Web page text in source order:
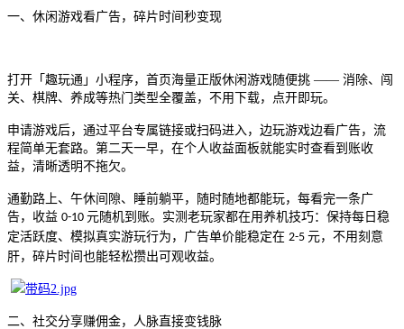
一、休闲游戏看广告，碎片时间秒变现
打开「趣玩通」小程序，首页海量正版休闲游戏随便挑 —— 消除、闯
关、棋牌、养成等热门类型全覆盖，不用下载，点开即玩。
申请游戏后，通过平台专属链接或扫码进入，边玩游戏边看广告，流
程简单无套路。第二天一早，在个人收益面板就能实时查看到账收
益，清晰透明不拖欠。
通勤路上、午休间隙、睡前躺平，随时随地都能玩，每看完一条广
告，收益 0-10 元随机到账。实测老玩家都在用养机技巧：保持每日稳
定活跃度、模拟真实游玩行为，广告单价能稳定在 2-5 元，不用刻意
肝，碎片时间也能轻松攒出可观收益。
二、社交分享赚佣金，人脉直接变钱脉